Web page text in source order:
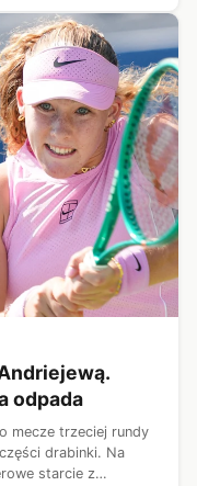
odpada
mecze trzeciej rundy
drabinki. Na
starcie z